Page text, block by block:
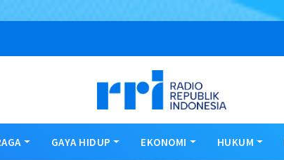
GAYA HIDUP EKONOMI HUKUM